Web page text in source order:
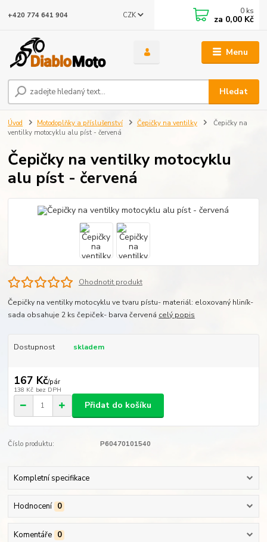
Menu
CZK
Hledat
+420 774 641 904 0 ks
za 0,00 Kč
Úvod Motodoplňky a příslušenství Čepičky na ventilky
Čepičky na
ventilky motocyklu alu píst - červená
Čepičky na ventilky motocyklu
alu píst - červená
Ohodnotit produkt
Čepičky na ventilky motocyklu ve tvaru pístu- materiál: eloxovaný hliník-
sada obsahuje 2 ks čepiček- barva červená celý popis
Dostupnost skladem
167 Kč/pár
138 Kč bez DPH
Přidat do košíku
Číslo produktu: P60470101540
Kompletní specifikace
Hodnocení 0
Komentáře 0